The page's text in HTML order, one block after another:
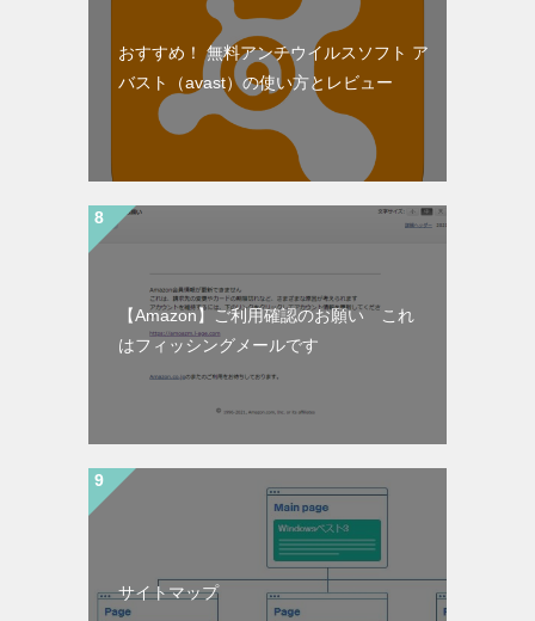
おすすめ！ 無料アンチウイルスソフト ア
バスト（avast）の使い方とレビュー
【Amazon】ご利用確認のお願い これ
はフィッシングメールです
サイトマップ